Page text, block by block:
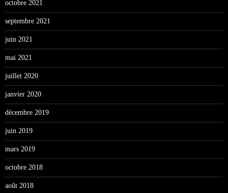
octobre 2021
septembre 2021
juin 2021
mai 2021
juillet 2020
janvier 2020
décembre 2019
juin 2019
mars 2019
octobre 2018
août 2018